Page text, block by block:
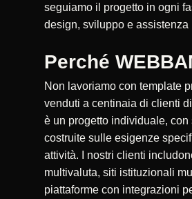
seguiamo il progetto in ogni
design, sviluppo e assistenza
Perché
Non lavoriamo con template
venduti a centinaia di clienti
è un progetto individuale, con
costruite sulle esigenze
attività. I nostri clienti
multivaluta, siti istituzionali
piattaforme con integrazioni